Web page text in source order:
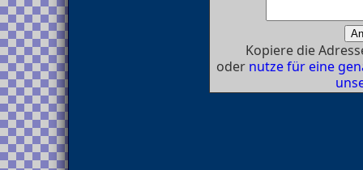
Kopiere die
oder nutze für eine